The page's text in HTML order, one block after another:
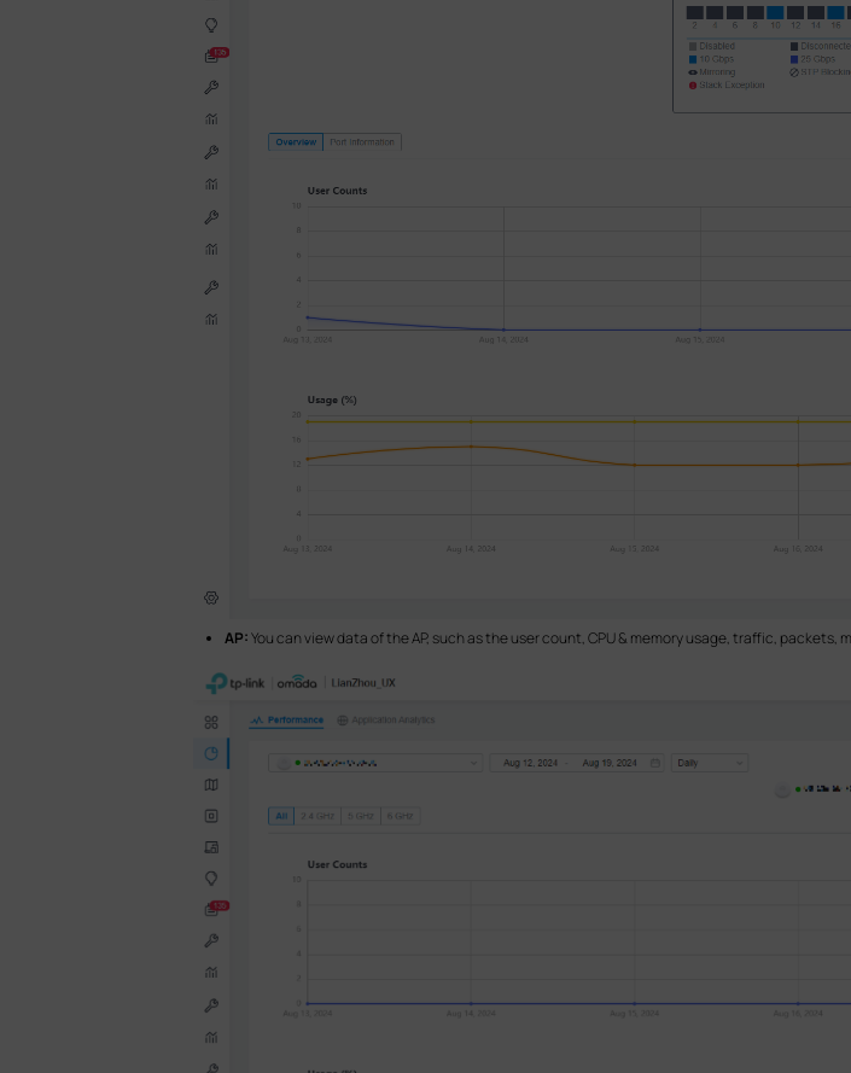
AP:You can view data of the AP, such as the user count, CPU & memory usage, traffic,